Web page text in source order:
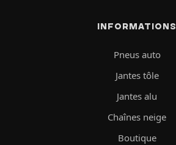
INFORMATIONS
Pneus auto
Jantes tôle
Jantes alu
Chaînes neige
Boutique